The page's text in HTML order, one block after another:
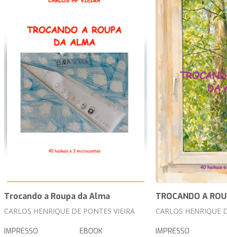
Trocando a Roupa da Alma
CARLOS HENRIQUE DE PONTES VIEIRA
IMPRESSO EBOOK
TROCANDO A
CARLOS HENRIQUE
IMPRESSO